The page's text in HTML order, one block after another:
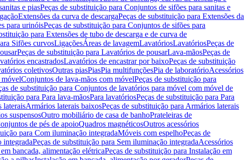
e piasPeças de substituição para Conjuntos de sifões para sanitas e
Extensões da curva de descargaPeças de substituição para Extensões da
para urinóisPeças de substituição para Conjuntos de sifões para
para Extensões de tubo de descarga e de curva de
Sifões curvosLigaçõesÁreas de lavagemLavatóriosLavatóriosPeças de
Peças de substituição para Lavatórios de pousarLava-mãosPeças de
encastradosLavatórios de encastrar por baixoPeças de substituição
coletivosOutras piasPiasPia multifunçõesPia de laboratórioAcessórios
Conjuntos de lava-mãos com móvelPeças de substituição para
de substituição para Conjuntos de lavatórios para móvel com móvel de
para Para lava-mãosPara lavatóriosPeças de substituição para Para
lateraisArmários laterais baixosPeças de substituição para Armários laterais
suspensosOutro mobiliário de casa de banhoPrateleiras de
de pés de apoioQuadros magnéticosOutros acessórios
para Com iluminação integradaMóveis com espelhoPeças de
integradaPeças de substituição para Sem iluminação integradaAcessórios
bancada, alimentação elétricaPeças de substituição para Instalação em